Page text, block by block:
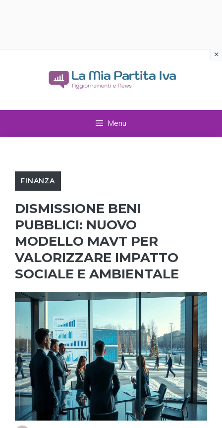
Menu
FINANZA
DISMISSIONE BENI
PUBBLICI: NUOVO
MODELLO MAVT PER
VALORIZZARE IMPATTO
SOCIALE E AMBIENTALE
×